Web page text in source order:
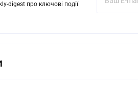
digest про ключові події